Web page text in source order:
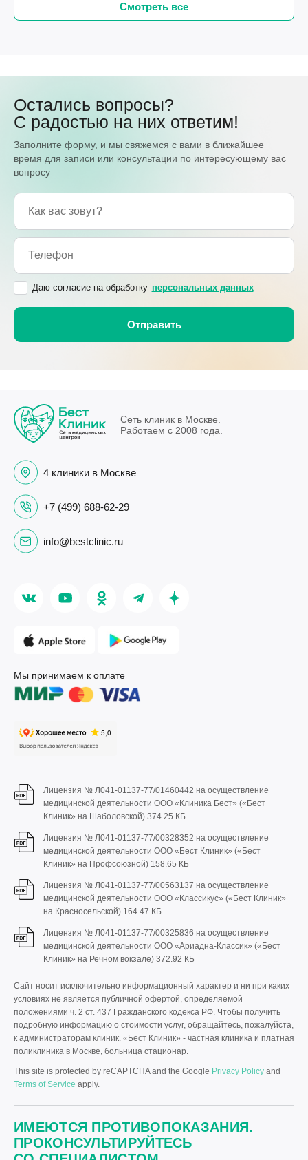
Смотреть все
Остались вопросы?
С радостью на них ответим!
Заполните форму, и мы свяжемся с вами в ближайшее
время для записи или консультации по интересующему вас
вопросу
Даю согласие на обработку персональных данных
Сеть клиник в Москве.
Работаем с 2008 года.
4 клиники в Москве
+7 (499) 688-62-29
info@bestclinic.ru
Мы принимаем к оплате
Лицензия № Л041-01137-77/01460442 на осуществление
медицинской деятельности ООО «Клиника Бест» («Бест
Клиник» на Шаболовской) 374.25 КБ
Лицензия № Л041-01137-77/00328352 на осуществление
медицинской деятельности ООО «Бест Клиник» («Бест
Клиник» на Профсоюзной) 158.65 КБ
Лицензия № Л041-01137-77/00563137 на осуществление
медицинской деятельности ООО «Классикус» («Бест Клиник»
на Красносельской) 164.47 КБ
Лицензия № Л041-01137-77/00325836 на осуществление
медицинской деятельности ООО «Ариадна-Классик» («Бест
Клиник» на Речном вокзале) 372.92 КБ
Сайт носит исключительно информационный характер и ни при каких
условиях не является публичной офертой, определяемой
положениями ч. 2 ст. 437 Гражданского кодекса РФ. Чтобы получить
подробную информацию о стоимости услуг, обращайтесь, пожалуйста,
к администраторам клиник. «Бест Клиник» - частная клиника и платная
поликлиника в Москве, больница стационар.
This site is protected by reCAPTCHA and the Google Privacy Policy and
Terms of Service apply.
ИМЕЮТСЯ ПРОТИВОПОКАЗАНИЯ.
ПРОКОНСУЛЬТИРУЙТЕСЬ